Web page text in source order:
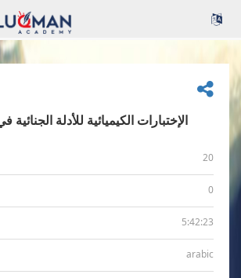
الإختبارات الكيميائية للأدلة
20
0
5:42:23
arabic